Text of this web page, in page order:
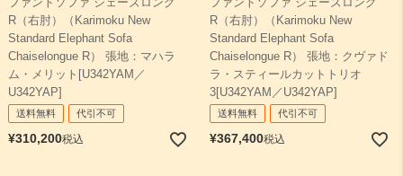
ファントソファ シェーズロング
R（右肘）（Karimoku New
Standard Elephant Sofa
Chaiselongue R） 張地：マハラ
ム・メリット[U342YAM／
U342YAP]
送料無料 代引不可
¥310,200税込
ファントソファ シェーズロング
R（右肘）（Karimoku New
Standard Elephant Sofa
Chaiselongue R） 張地：クヴァド
ラ・スティールカットトリオ
3[U342YAM／U342YAP]
送料無料 代引不可
¥367,400税込